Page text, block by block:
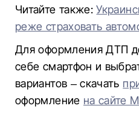
Читайте также:
реже страховать
Для оформления ДТП
себе смартфон и
вариантов – скачать
оформление на сайте